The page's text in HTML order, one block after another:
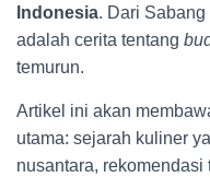
Indonesia. Dari
adalah cerita tentang
temurun.
Artikel ini akan
utama: sejarah kuliner
nusantara,